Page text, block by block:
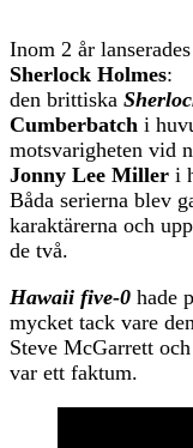
Inom 2 år
Sherlock Holmes:
den brittiska
Cumberbatch i
motsvarigheten vid
Jonny Lee Miller i
Båda serierna blev
karaktärerna och
de två.
Hawaii five-0 hade
mycket tack vare
Steve McGarrett
var ett faktum.